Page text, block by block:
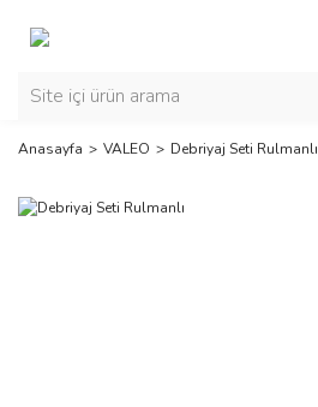
Anasayfa VALEO Debriyaj Seti Rulmanlı